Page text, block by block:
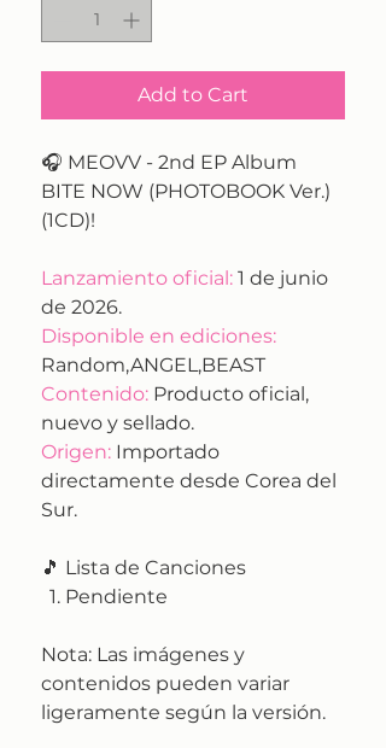
Add to Cart
🎧 MEOVV - 2nd EP Album
BITE NOW (PHOTOBOOK Ver.)
(1CD)!
Lanzamiento oficial: 1 de junio
de 2026.
Disponible en ediciones:
Random,ANGEL,BEAST
Contenido: Producto oficial,
nuevo y sellado.
Origen: Importado
directamente desde Corea del
Sur.
🎵 Lista de Canciones
Pendiente
Nota: Las imágenes y
contenidos pueden variar
ligeramente según la versión.